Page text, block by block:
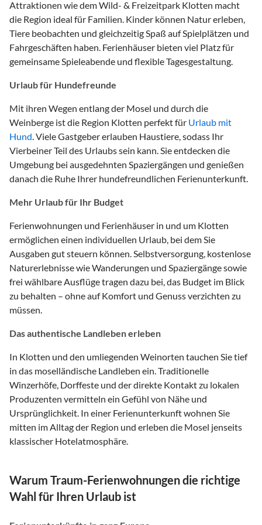
Attraktionen wie dem Wild- & Freizeitpark Klotten macht
die Region ideal für Familien. Kinder können Natur erleben,
Tiere beobachten und gleichzeitig Spaß auf Spielplätzen und
Fahrgeschäften haben. Ferienhäuser bieten viel Platz für
gemeinsame Spieleabende und flexible Tagesgestaltung.
Urlaub für Hundefreunde
Mit ihren Wegen entlang der Mosel und durch die
Weinberge ist die Region Klotten perfekt für Urlaub mit
Hund. Viele Gastgeber erlauben Haustiere, sodass Ihr
Vierbeiner Teil des Urlaubs sein kann. Sie entdecken die
Umgebung bei ausgedehnten Spaziergängen und genießen
danach die Ruhe Ihrer hundefreundlichen Ferienunterkunft.
Mehr Urlaub für Ihr Budget
Ferienwohnungen und Ferienhäuser in und um Klotten
ermöglichen einen individuellen Urlaub, bei dem Sie
Ausgaben gut steuern können. Selbstversorgung, kostenlose
Naturerlebnisse wie Wanderungen und Spaziergänge sowie
frei wählbare Ausflüge tragen dazu bei, das Budget im Blick
zu behalten – ohne auf Komfort und Genuss verzichten zu
müssen.
Das authentische Landleben erleben
In Klotten und den umliegenden Weinorten tauchen Sie tief
in das moselländische Landleben ein. Traditionelle
Winzerhöfe, Dorffeste und der direkte Kontakt zu lokalen
Produzenten vermitteln ein Gefühl von Nähe und
Ursprünglichkeit. In einer Ferienunterkunft wohnen Sie
mitten im Alltag der Region und erleben die Mosel jenseits
klassischer Hotelatmosphäre.
Warum Traum-Ferienwohnungen die richtige
Wahl für Ihren Urlaub ist